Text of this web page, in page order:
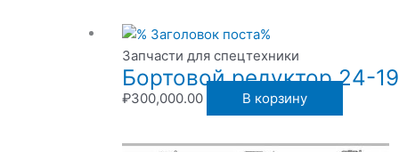
Запчасти для спецтехники
Бортовой редуктор 24-
₽300,000.00 В корзину